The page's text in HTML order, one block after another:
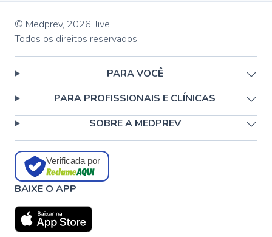
© Medprev, 2026, live
Todos os direitos reservados
PARA VOCÊ
PARA PROFISSIONAIS E CLÍNICAS
SOBRE A MEDPREV
Verificada por
BAIXE O APP